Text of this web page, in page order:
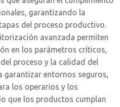
garantizando la
del proceso productivo.
avanzada permiten
en los parámetros críticos,
proceso y la calidad del
garantizar entornos seguros,
los operarios y los
que los productos cumplan